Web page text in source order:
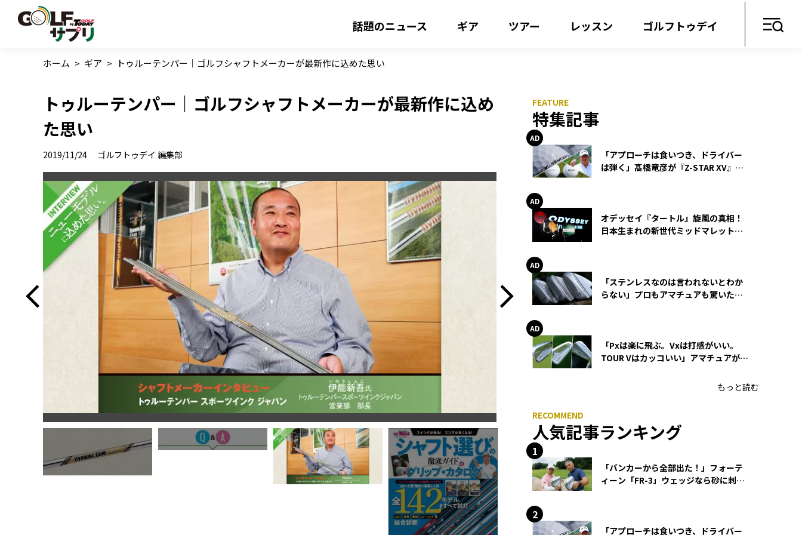
話題のニュース ギア ツアー レッスン ゴルフトゥデイ
ホーム > ギア > トゥルーテンパー｜ゴルフシャフトメーカーが最新作に込めた思い
トゥルーテンパー｜ゴルフシャフトメーカーが最新作に込め
た思い
2019/11/24 ゴルフトゥデイ 編集部
特集記事
「アプローチは食いつき、ドライバー
は弾く」髙橋竜彦が『Z-STAR XV』を
オデッセイ『タートル』旋風の真相！
日本生まれの新世代ミッドマレットが
「ステンレスなのは言われないとわか
らない」プロもアマチュアも驚いた
「Pxは楽に飛ぶ。Vxは打感がいい。
TOUR Vはカッコいい」アマチュアが選
もっと読む
人気記事ランキング
「バンカーから全部出た！」フォーテ
ィーン「FR-3」ウェッジなら砂に刺さ
「アプローチは食いつき、ドライバー